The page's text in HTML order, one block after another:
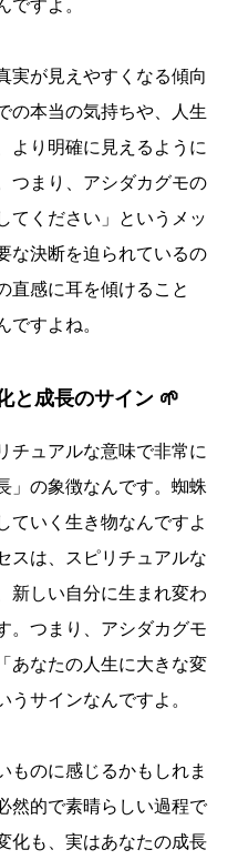
ですよ。
実が見えやすくなる傾向
の本当の気持ちや、人生
より明確に見えるように
つまり、アシダカグモの
てください」というメッ
な決断を迫られているの
直感に耳を傾けること
ですよね。
と成長のサイン 🌱
チュアルな意味で非常に
」の象徴なんです。蜘蛛
ていく生き物なんですよ
スは、スピリチュアルな
新しい自分に生まれ変わ
。つまり、アシダカグモ
あなたの人生に大きな変
サインなんですよ。
ものに感じるかもしれま
然的で素晴らしい過程で
化も、実はあなたの成長